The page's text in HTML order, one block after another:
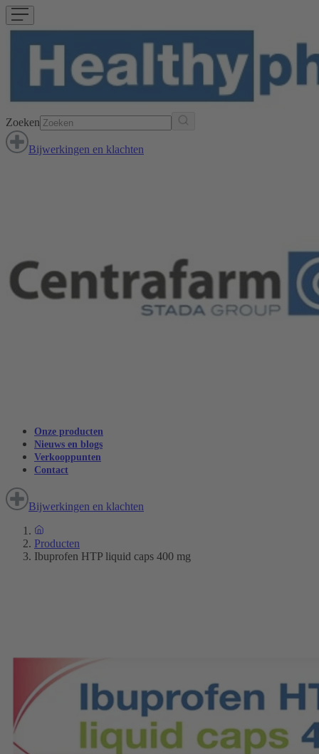
Zoeken
Bijwerkingen en klachten
Onze producten
Nieuws en blogs
Verkooppunten
Contact
Bijwerkingen en klachten
Producten
Ibuprofen HTP liquid caps 400 mg